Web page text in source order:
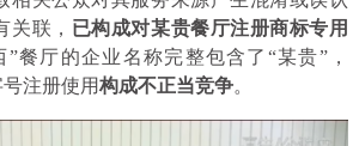
关联， 已构成对某贵餐厅注册商标专用
”餐厅的企业名称完整包含了“某贵”，
注册使用构成不正当竞争。